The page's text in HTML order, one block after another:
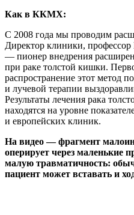
Как в ККМХ:
С 2008 года мы проводим
Директор клиники,
— пионер внедрения
при раке толстой кишки.
распространение этот метод
и лучевой терапии
Результаты лечения рака
находятся на уровне
и европейских клиник.
На видео — фрагмент
оперирует через маленькие
малую травматичность:
пациент может вставать и